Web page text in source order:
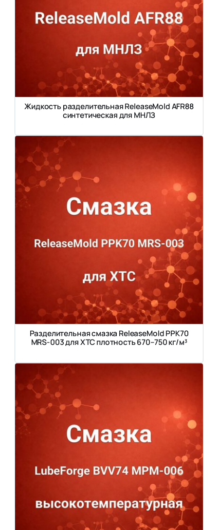
Жидкость разделительная ReleaseMold AFR88
синтетическая для МНЛЗ
Разделительная смазка ReleaseMold PPK70
MRS-003 для ХТС плотность 670–750 кг/м³